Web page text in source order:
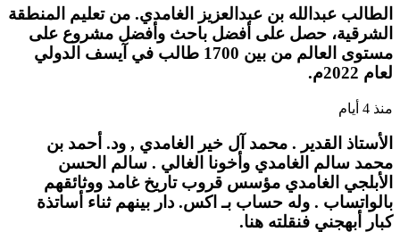
الطالب عبدالله بن عبدالعزيز الغامدي. من تعليم المنطقة
الشرقية، حصل على أفضل باحث وأفضل مشروع على
مستوى العالم من بين 1700 طالب في آيسف الدولي
لعام 2022م.
منذ 4 أيام
الأستاذ القدير . محمد آل خير الغامدي , ود. أحمد بن
محمد سالم الغامدي وأخونا الغالي . سالم الحسن
الأبلجي الغامدي مؤسس قروب تاريخ غامد ووثائقهم
بالواتساب . وله حساب بـ اكس. دار بينهم ثناء أساتذة
كبار أبهجني فنقلته هنا.